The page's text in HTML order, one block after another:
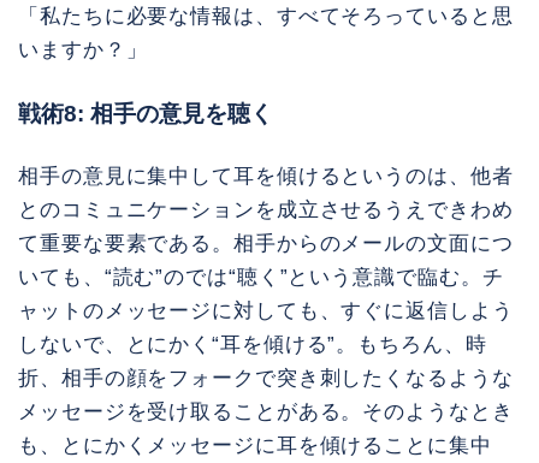
「私たちに必要な情報は、すべてそろっていると思
いますか？」
戦術8: 相手の意見を聴く
相手の意見に集中して耳を傾けるというのは、他者
とのコミュニケーションを成立させるうえできわめ
て重要な要素である。相手からのメールの文面につ
いても、“読む”のでは“聴く”という意識で臨む。チ
ャットのメッセージに対しても、すぐに返信しよう
しないで、とにかく“耳を傾ける”。もちろん、時
折、相手の顔をフォークで突き刺したくなるような
メッセージを受け取ることがある。そのようなとき
も、とにかくメッセージに耳を傾けることに集中